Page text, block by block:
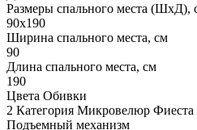
Размеры спального места (ШхД),
90х190
Ширина спального места, см
90
Длина спального места, см
190
Цвета Обивки
2 Категория Микровелюр Фиеста
Подъемный механизм